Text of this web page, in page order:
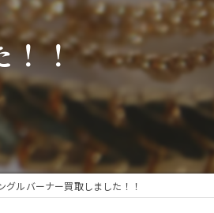
！！
グルバーナー買取しました！！